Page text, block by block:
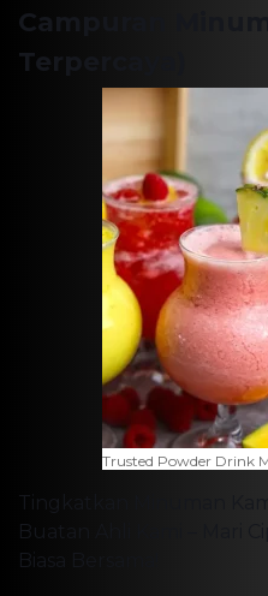
Campuran
Terpercaya)
Trusted Powder Drink
Tingkatkan Minuman
Buatan Ahli Kami – Mari
Biasa Bersama!